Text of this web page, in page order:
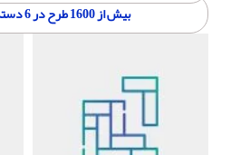
بیش از 1600 طرح در 6 دسته بندی زیر ... 👇